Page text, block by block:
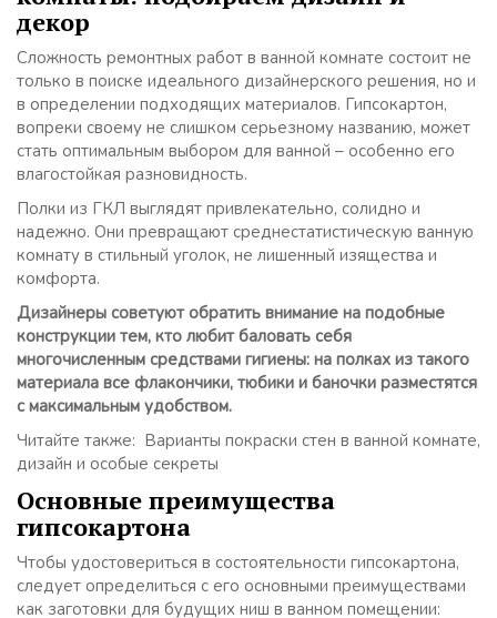
декор
Сложность ремонтных работ в ванной комнате состоит не
только в поиске идеального дизайнерского решения, но и
в определении подходящих материалов. Гипсокартон,
вопреки своему не слишком серьезному названию, может
стать оптимальным выбором для ванной – особенно его
влагостойкая разновидность.
Полки из ГКЛ выглядят привлекательно, солидно и
надежно. Они превращают среднестатистическую ванную
комнату в стильный уголок, не лишенный изящества и
комфорта.
Дизайнеры советуют обратить внимание на подобные
конструкции тем, кто любит баловать себя
многочисленным средствами гигиены: на полках из такого
материала все флакончики, тюбики и баночки разместятся
с максимальным удобством.
Читайте также: Варианты покраски стен в ванной комнате,
дизайн и особые секреты
Основные преимущества
гипсокартона
Чтобы удостовериться в состоятельности гипсокартона,
следует определиться с его основными преимуществами
как заготовки для будущих ниш в ванном помещении: